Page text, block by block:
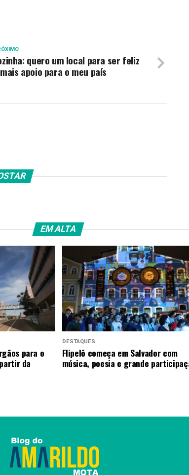
quero um local para ser feliz
apoio para o meu país
EM ALTA
para o
da
DESTAQUES
Flipelô começa em Salvador com
música, poesia e grande